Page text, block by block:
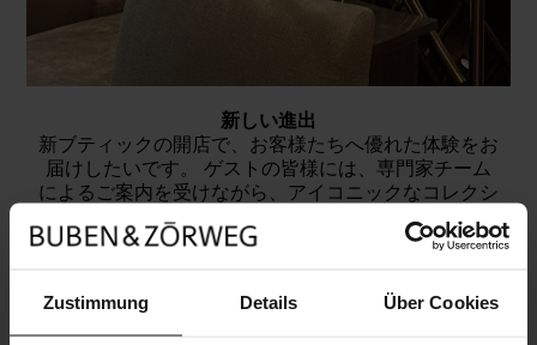
Zustimmung Details Über Cookies
新しい進出
新ブティックの開店で、お客様たちへ優れた体験をお
届けしたいです。 ゲストの皆様には、専門家チーム
によるご案内を受けながら、アイコニックなコレクシ
ョンをご堪能いただけます。 コレクターの方にも、
時計愛好家の方にも、洗練された暮らしの愛好家の方
す。